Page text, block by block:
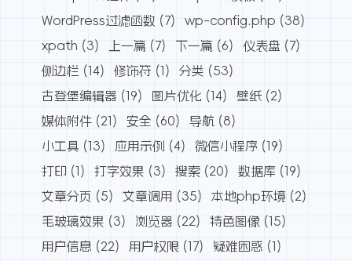
WordPress过滤函数 (7) wp-config.php (38)
xpath (3) 上一篇 (7) 下一篇 (6) 仪表盘 (7)
侧边栏 (14) 修饰符 (1) 分类 (53)
古登堡编辑器 (19) 图片优化 (14) 壁纸 (2)
媒体附件 (21) 安全 (60) 导航 (8)
小工具 (13) 应用示例 (4) 微信小程序 (19)
打印 (1) 打字效果 (3) 搜索 (20) 数据库 (19)
文章分页 (5) 文章调用 (35) 本地php环境 (2)
毛玻璃效果 (3) 浏览器 (22) 特色图像 (15)
用户信息 (22) 用户权限 (17) 疑难困惑 (1)